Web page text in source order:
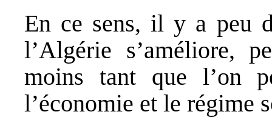
En ce sens, il y a peu
l’Algérie s’améliore,
moins tant que l’on
l’économie et le régime